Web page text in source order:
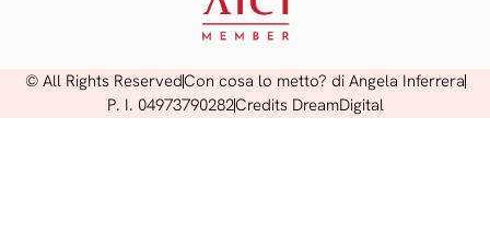
© All Rights ReservedCon cosa lo metto? di Angela Inferrera
P. I. 04973790282Credits DreamDigital